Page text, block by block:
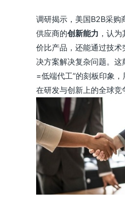
调研揭示，美国B2B采购
供应商的创新能力 ，认
价比产品，还能通过技术
决方案解决复杂问题。这
=低端代工”的刻板印象
在研发与创新上的全球竞